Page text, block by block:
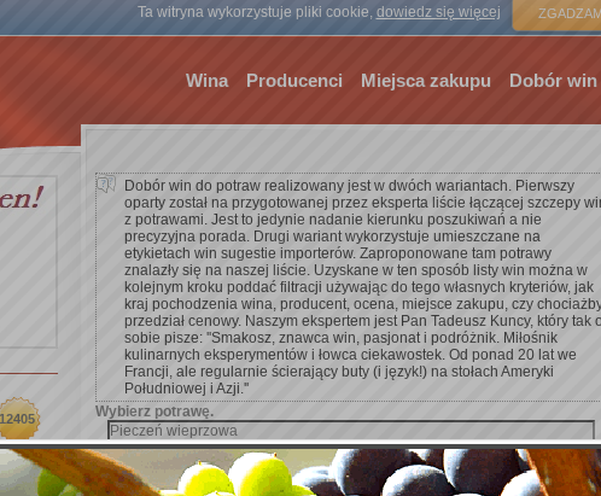
Ta witryna wykorzystuje pliki cookie, dowiedz się więcej Strona
Wina Producenci Miejsca zakupu Dobór win
Dobór win do potraw realizowany jest w dwóch wariantach. Pierwszy
oparty został na przygotowanej przez eksperta liście łączącej szczepy
z potrawami. Jest to jedynie nadanie kierunku poszukiwań a nie
precyzyjna porada. Drugi wariant wykorzystuje umieszczane na
etykietach win sugestie importerów. Zaproponowane tam potrawy
znalazły się na naszej liście. Uzyskane w ten sposób listy win można w
kolejnym kroku poddać filtracji używając do tego własnych kryteriów, jak
kraj pochodzenia wina, producent, ocena, miejsce zakupu, czy
przedział cenowy. Naszym ekspertem jest Pan Tadeusz Kuncy, który tak o
sobie pisze: ''Smakosz, znawca win, pasjonat i podróżnik. Miłośnik
kulinarnych eksperymentów i łowca ciekawostek. Od ponad 20 lat we
Francji, ale regularnie ścierający buty (i język!) na stołach Ameryki
Południowej i Azji.''
Wybierz potrawę.
Dodaj kryterium wyszukiwania.